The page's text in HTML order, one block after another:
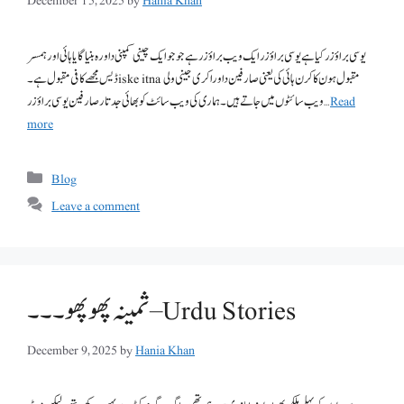
یوسی براؤزر کیا ہے یوسی براؤزر ایک ویب براؤزر ہے جو جو ایک چینی کمپنی داورہ بنیا گایا ہائی اور ہمسر
ڈیس مجھے کافی مقبول ہے۔ iske itna مقبول ہون کا کرن ہائی کی یعنی صارفین داورا کری جینی ولی
ویب سائٹوں میں جاتے ہیں۔ ہماری کی ویب سائٹ کو بھائی جدتار صارفین یوسی براؤزر …Read
more
Categories
Blog
Leave a comment
ثمینہ پھوپھو۔۔۔ – Urdu Stories
December 9, 2025byHania Khan